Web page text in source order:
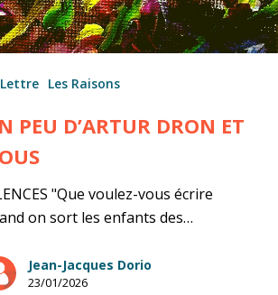
Les Raisons
PEU D’ARTUR DRON ET
"Que voulez-vous écrire
on sort les enfants des…
Jean-Jacques Dorio
23/01/2026